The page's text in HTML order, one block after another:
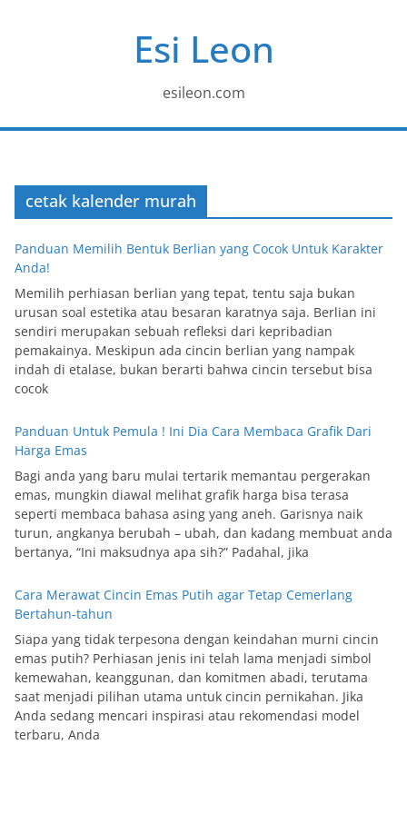
Esi Leon
esileon.com
cetak kalender murah
Panduan Memilih Bentuk Berlian yang Cocok Untuk Karakter
Anda!
Memilih perhiasan berlian yang tepat, tentu saja bukan
urusan soal estetika atau besaran karatnya saja. Berlian ini
sendiri merupakan sebuah refleksi dari kepribadian
pemakainya. Meskipun ada cincin berlian yang nampak
indah di etalase, bukan berarti bahwa cincin tersebut bisa
cocok
Panduan Untuk Pemula ! Ini Dia Cara Membaca Grafik Dari
Harga Emas
Bagi anda yang baru mulai tertarik memantau pergerakan
emas, mungkin diawal melihat grafik harga bisa terasa
seperti membaca bahasa asing yang aneh. Garisnya naik
turun, angkanya berubah – ubah, dan kadang membuat anda
bertanya, “Ini maksudnya apa sih?” Padahal, jika
Cara Merawat Cincin Emas Putih agar Tetap Cemerlang
Bertahun-tahun
Siapa yang tidak terpesona dengan keindahan murni cincin
emas putih? Perhiasan jenis ini telah lama menjadi simbol
kemewahan, keanggunan, dan komitmen abadi, terutama
saat menjadi pilihan utama untuk cincin pernikahan. Jika
Anda sedang mencari inspirasi atau rekomendasi model
terbaru, Anda